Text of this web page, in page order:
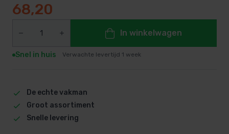
68,20
In winkelwagen
Snel in huis Verwachte levertijd 1 week
De echte vakman
Groot assortiment
Snelle levering